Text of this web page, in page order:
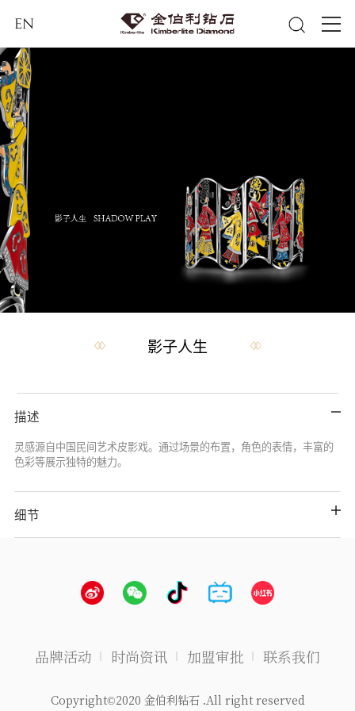
EN
影子人生
描述
灵感源自中国民间艺术皮影戏。通过场景的布置，角色的表情，丰富的
色彩等展示独特的魅力。
细节
品牌活动 时尚资讯 加盟审批 联系我们
Copyright©2020 金伯利钻石 .All right reserved